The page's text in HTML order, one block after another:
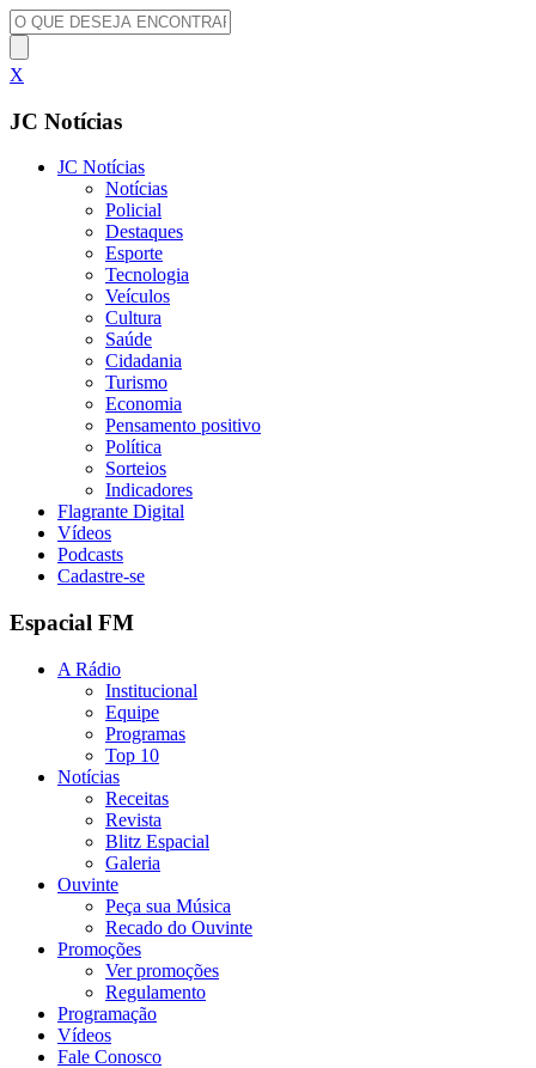
X
JC Notícias
JC Notícias
Notícias
Policial
Destaques
Esporte
Tecnologia
Veículos
Cultura
Saúde
Cidadania
Turismo
Economia
Pensamento positivo
Política
Sorteios
Indicadores
Flagrante Digital
Vídeos
Podcasts
Cadastre-se
Espacial FM
A Rádio
Institucional
Equipe
Programas
Top 10
Notícias
Receitas
Revista
Blitz Espacial
Galeria
Ouvinte
Peça sua Música
Recado do Ouvinte
Promoções
Ver promoções
Regulamento
Programação
Vídeos
Fale Conosco